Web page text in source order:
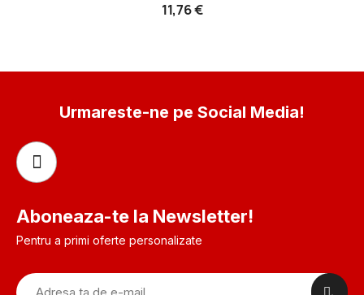
11,76 €
Urmareste-ne pe Social Media!
Aboneaza-te la Newsletter!
Pentru a primi oferte personalizate